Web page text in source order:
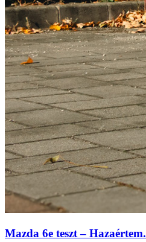
Mazda 6e teszt – Hazaértem.